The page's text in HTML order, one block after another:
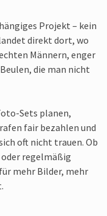
Projekt – kein
direkt dort, wo
Männern, enger
die man nicht
Sets planen,
fair bezahlen und
oft nicht trauen. Ob
regelmäßig
mehr Bilder, mehr